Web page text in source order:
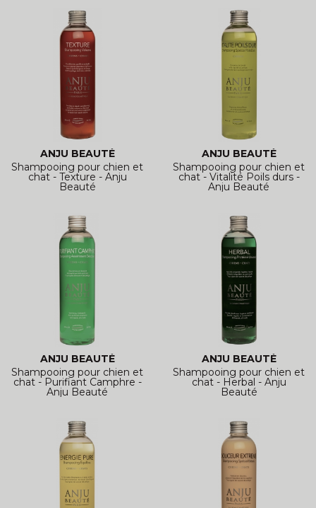
ANJU BEAUTÉ
Shampooing pour chien et
chat - Texture - Anju
Beauté
ANJU BEAUTÉ
Shampooing pour chien et
chat - Vitalité Poils durs -
Anju Beauté
ANJU BEAUTÉ
Shampooing pour chien et
chat - Purifiant Camphre -
Anju Beauté
ANJU BEAUTÉ
Shampooing pour chien et
chat - Herbal - Anju
Beauté